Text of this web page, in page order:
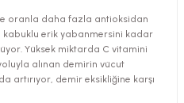
oranla daha fazla antioksidan
kabuklu erik yabanmersini kadar
Yüksek miktarda C vitamini
alınan demirin vücut
artırıyor, demir eksikliğine karşı